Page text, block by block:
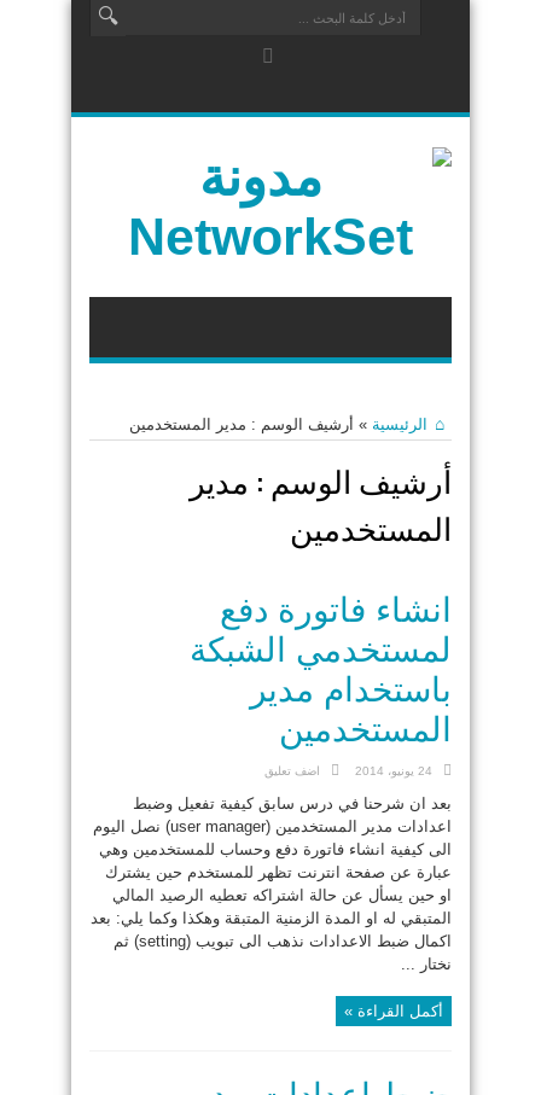
الرئيسية » أرشيف الوسم : مدير المستخدمين
أرشيف الوسم : مدير
المستخدمين
انشاء فاتورة دفع
لمستخدمي الشبكة
باستخدام مدير
المستخدمين
24 يونيو، 2014 اضف تعليق
بعد ان شرحنا في درس سابق كيفية تفعيل وضبط
اعدادات مدير المستخدمين (user manager) نصل اليوم
الى كيفية انشاء فاتورة دفع وحساب للمستخدمين وهي
عبارة عن صفحة انترنت تظهر للمستخدم حين يشترك
او حين يسأل عن حالة اشتراكه تعطيه الرصيد المالي
المتبقي له او المدة الزمنية المتبقة وهكذا وكما يلي: بعد
اكمال ضبط الاعدادات نذهب الى تبويب (setting) ثم
نختار ...
أكمل القراءة »